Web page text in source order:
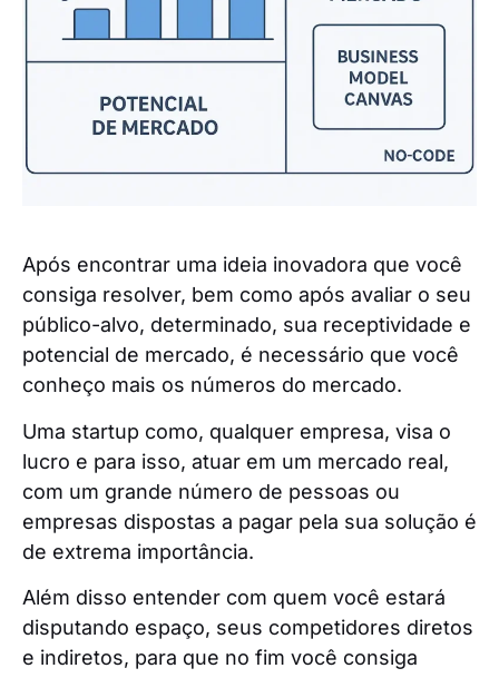
Após encontrar uma ideia inovadora que você
consiga resolver, bem como após avaliar o seu
público-alvo, determinado, sua receptividade e
potencial de mercado, é necessário que você
conheço mais os números do mercado.
Uma startup como, qualquer empresa, visa o
lucro e para isso, atuar em um mercado real,
com um grande número de pessoas ou
empresas dispostas a pagar pela sua solução é
de extrema importância.
Além disso entender com quem você estará
disputando espaço, seus competidores diretos
e indiretos, para que no fim você consiga